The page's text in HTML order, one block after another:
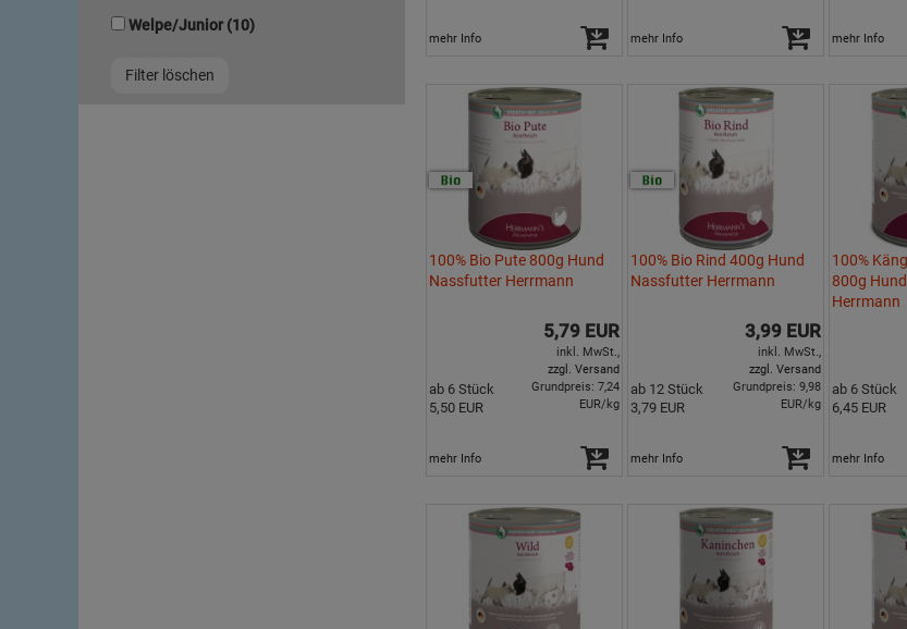
Welpe/Junior (10)
mehr Info mehr Info mehr Info
100% Bio Pute 800g Hund
Nassfutter Herrmann
5,79 EUR
inkl. MwSt.,
zzgl. Versand
ab 6 Stück
5,50 EUR
Grundpreis: 7,24
EUR/kg
mehr Info
100% Bio Rind 400g Hund
Nassfutter Herrmann
3,99 EUR
inkl. MwSt.,
zzgl. Versand
ab 12 Stück
3,79 EUR
Grundpreis: 9,98
EUR/kg
mehr Info
100%
800g
Herrmann
ab 6 Stück
6,45 EUR
mehr Info